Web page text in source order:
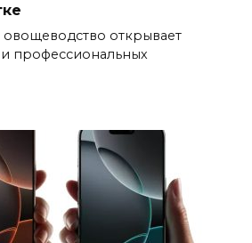
открывает
профессиональных